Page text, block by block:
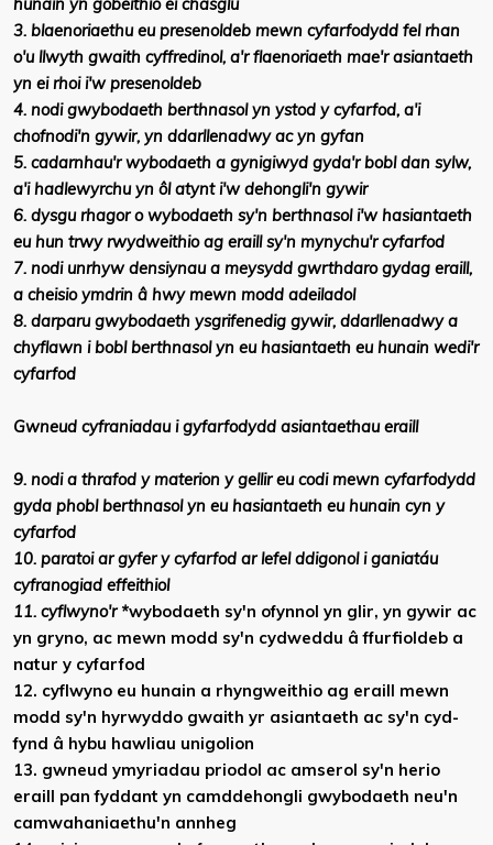
3. blaenoriaethu eu presenoldeb mewn cyfarfodydd fel rhan
o'u llwyth gwaith cyffredinol, a'r flaenoriaeth mae'r asiantaeth
yn ei rhoi i'w presenoldeb
4. nodi gwybodaeth berthnasol yn ystod y cyfarfod, a'i
chofnodi'n gywir, yn ddarllenadwy ac yn gyfan
5. cadarnhau'r wybodaeth a gynigiwyd gyda'r bobl dan sylw,
a'i hadlewyrchu yn ôl atynt i'w dehongli'n gywir
6. dysgu rhagor o wybodaeth sy'n berthnasol i'w hasiantaeth
eu hun trwy rwydweithio ag eraill sy'n mynychu'r cyfarfod
7. nodi unrhywdensiynau a meysydd gwrthdarogydag eraill,
a cheisio ymdrin â hwy mewn modd adeiladol
8. darparu gwybodaeth ysgrifenedig gywir, ddarllenadwy a
chyflawn ibobl berthnasolyn eu hasiantaeth eu hunain wedi'r
cyfarfod
Gwneud cyfraniadau i gyfarfodydd asiantaethau eraill
9. nodi a thrafod y materion y gellir eu codi mewn cyfarfodydd
gyda phobl berthnasol yn eu hasiantaeth eu hunain cyn y
cyfarfod
10. paratoi ar gyfer y cyfarfod ar lefel ddigonol i ganiatáu
cyfranogiad effeithiol
11. cyflwyno'r *wybodaeth sy'n ofynnol yn glir, yn gywir ac
yn gryno, ac mewn modd sy'n cydweddu â ffurfioldeb a
natur y cyfarfod
12. cyflwyno eu hunain a rhyngweithio ag eraill mewn
modd sy'n hyrwyddo gwaith yr asiantaeth ac sy'n cyd-
fynd â hybu hawliau unigolion
13. gwneud ymyriadau priodol ac amserol sy'n herio
eraill pan fyddant yn camddehongli gwybodaeth neu'n
camwahaniaethu'n annheg